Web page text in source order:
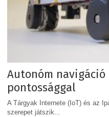
Autonóm
pontossággal
A Tárgyak Internete (IoT) és az
szerepet játszik...